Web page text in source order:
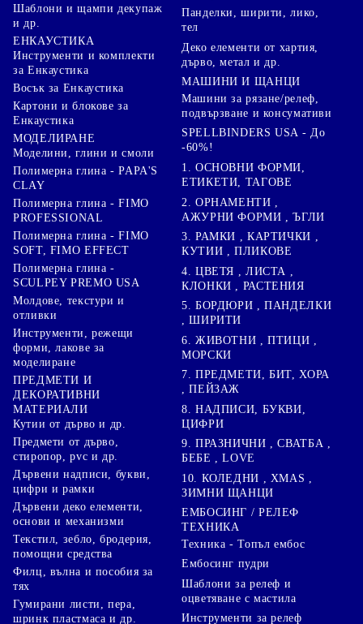
Шаблони и щампи декупаж
и др.
ЕНКАУСТИКА
Инструменти и комплекти
за Енкаустика
Восък за Енкаустика
Картони и блокове за
Енкаустика
МОДЕЛИРАНЕ
Моделини, глини и смоли
Полимерна глина - PAPA'S
CLAY
Полимерна глина - FIMO
PROFESSIONAL
Полимерна глина - FIMO
SOFT, FIMO EFFECT
Полимерна глина -
SCULPEY PREMO USA
Молдове, текстури и
отливки
Инструменти, режещи
форми, лакове за
моделиране
ПРЕДМЕТИ И
ДЕКОРАТИВНИ
МАТЕРИАЛИ
Кутии от дърво и др.
Предмети от дърво,
стиропор, pvc и др.
Дървени надписи, букви,
цифри и рамки
Дървени деко елементи,
основи и механизми
Текстил, зебло, бродерия,
помощни средства
Филц, вълна и пособия за
тях
Гумирани листи, пера,
шринк пластмаса и др.
Панделки, ширити, лико,
тел
Деко елементи от хартия,
дърво, метал и др.
МАШИНИ И ЩАНЦИ
Машини за рязане/релеф,
подвързване и консумативи
SPELLBINDERS USA - До
-60%!
1. ОСНОВНИ ФОРМИ,
ЕТИКЕТИ, ТАГОВЕ
2. ОРНАМЕНТИ ,
АЖУРНИ ФОРМИ , ЪГЛИ
3. РАМКИ , КАРТИЧКИ ,
КУТИИ , ПЛИКОВЕ
4. ЦВЕТЯ , ЛИСТА ,
КЛОНКИ , РАСТЕНИЯ
5. БОРДЮРИ , ПАНДЕЛКИ
, ШИРИТИ
6. ЖИВОТНИ , ПТИЦИ ,
МОРСКИ
7. ПРЕДМЕТИ, БИТ, ХОРА
, ПЕЙЗАЖ
8. НАДПИСИ, БУКВИ,
ЦИФРИ
9. ПРАЗНИЧНИ , СВАТБА ,
БЕБЕ , LOVE
10. КОЛЕДНИ , XMAS ,
ЗИМНИ ЩАНЦИ
ЕМБОСИНГ / РЕЛЕФ
ТЕХНИКА
Техника - Топъл ембос
Ембосинг пудри
Шаблони за релеф и
оцветяване с мастила
Инструменти за релеф